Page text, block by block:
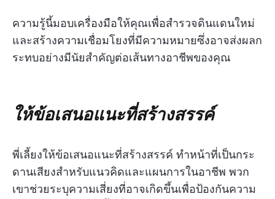
ความรู้นี้มอบเครื่องมือให้คุณเพื่อสำรวจดินแดนใหม่
และสร้างความเชื่อมโยงที่มีความหมายซึ่งอาจส่งผลก
ระทบอย่างมีนัยสำคัญต่อเส้นทางอาชีพของคุณ
ให้ข้อเสนอแนะที่สร้างสรรค์
พี่เลี้ยงให้ข้อเสนอแนะที่สร้างสรรค์ ทำหน้าที่เป็นกระ
ดานเสียงสำหรับแนวคิดและแผนการในอาชีพ พวก
เขาช่วยระบุความเสี่ยงที่อาจเกิดขึ้นเพื่อป้องกันความ